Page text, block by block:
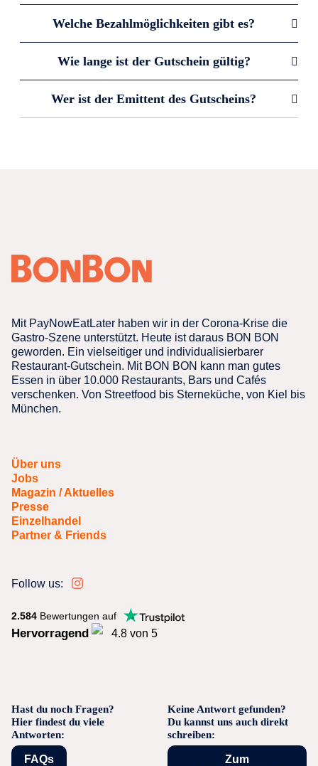
Welche Bezahlmöglichkeiten gibt es?
Wie lange ist der Gutschein gültig?
Wer ist der Emittent des Gutscheins?
Mit PayNowEatLater haben wir in der Corona-Krise die
Gastro-Szene unterstützt. Heute ist daraus BON BON
geworden. Ein vielseitiger und individualisierbarer
Restaurant-Gutschein. Mit BON BON kann man gutes
Essen in über 10.000 Restaurants, Bars und Cafés
verschenken. Von Streetfood bis Sterneküche, von Kiel bis
München.
Über uns
Jobs
Magazin / Aktuelles
Presse
Einzelhandel
Partner & Friends
Follow us:
2.584 Bewertungen auf
Hervorragend 4.8 von 5
Hast du noch Fragen?
Hier findest du viele
Antworten:
FAQs
Keine Antwort gefunden?
Du kannst uns auch direkt
schreiben:
Zum